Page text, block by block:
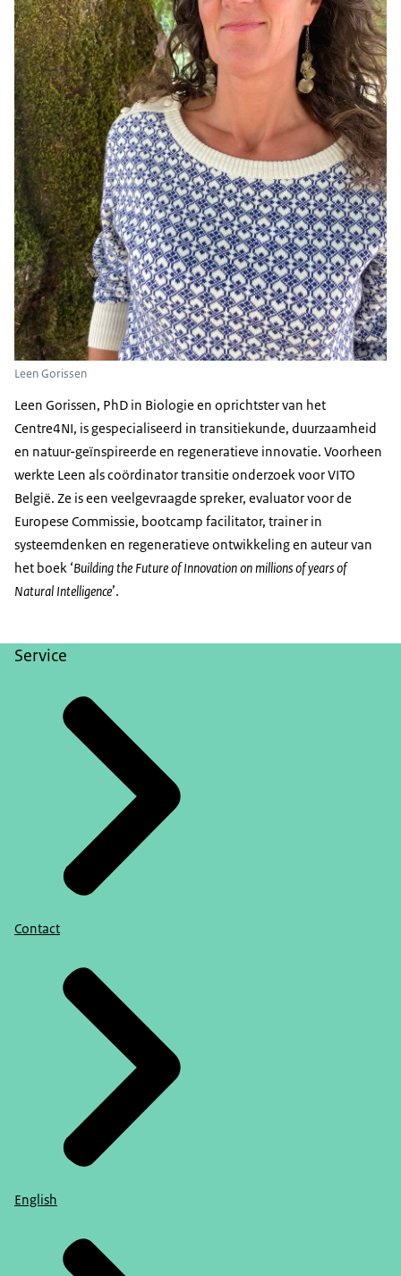
Leen Gorissen
Leen Gorissen, PhD in Biologie en oprichtster van het
Centre4NI, is gespecialiseerd in transitiekunde, duurzaamheid
en natuur-geïnspireerde en regeneratieve innovatie. Voorheen
werkte Leen als coördinator transitie onderzoek voor VITO
België. Ze is een veelgevraagde spreker, evaluator voor de
Europese Commissie, bootcamp facilitator, trainer in
systeemdenken en regeneratieve ontwikkeling en auteur van
het boek ‘Building the Future of Innovation on millions of years of
Natural Intelligence’.
Service
Contact
English